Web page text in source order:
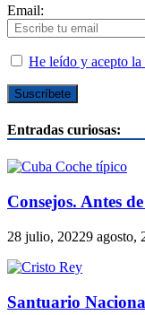
Email:
He leído y acepto
Entradas curiosas:
Consejos. Antes
28 julio, 20229 agosto,
Santuario